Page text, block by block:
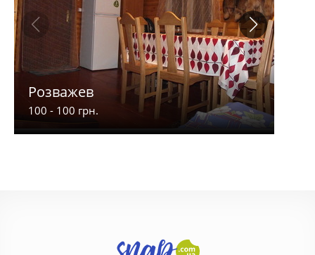
Розважев
100 - 100 грн.